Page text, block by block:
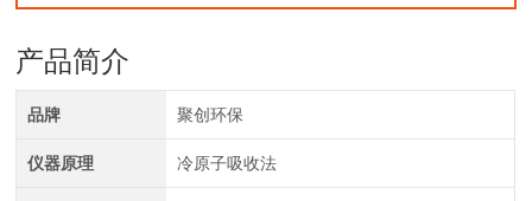
产品简介
品牌 聚创环保
仪器原理 冷原子吸收法